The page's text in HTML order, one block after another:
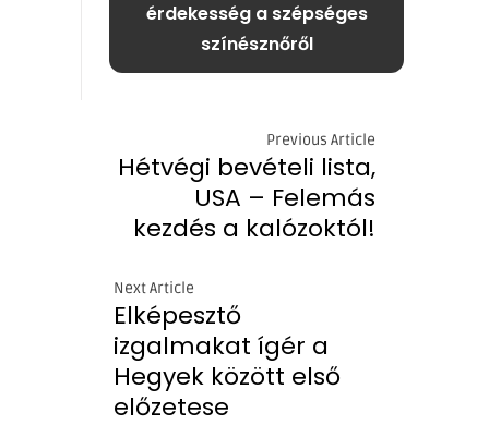
érdekesség a szépséges
színésznőről
Previous Article
Hétvégi bevételi lista,
USA – Felemás
kezdés a kalózoktól!
Next Article
Elképesztő
izgalmakat ígér a
Hegyek között első
előzetese